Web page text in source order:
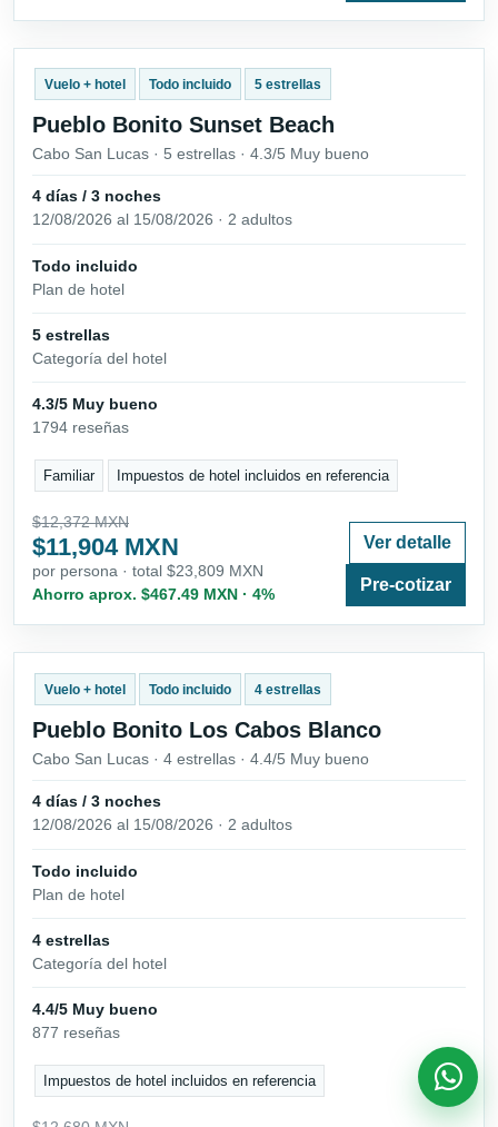
Vuelo + hotel Todo incluido 5 estrellas
Pueblo Bonito Sunset Beach
Cabo San Lucas · 5 estrellas · 4.3/5 Muy bueno
4 días / 3 noches
12/08/2026 al 15/08/2026 · 2 adultos
Todo incluido
Plan de hotel
5 estrellas
Categoría del hotel
4.3/5 Muy bueno
1794 reseñas
Familiar Impuestos de hotel incluidos en referencia
$12,372 MXN
$11,904 MXN
por persona · total $23,809 MXN
Ahorro aprox. $467.49 MXN · 4%
Ver detalle
Pre-cotizar
Vuelo + hotel Todo incluido 4 estrellas
Pueblo Bonito Los Cabos Blanco
Cabo San Lucas · 4 estrellas · 4.4/5 Muy bueno
4 días / 3 noches
12/08/2026 al 15/08/2026 · 2 adultos
Todo incluido
Plan de hotel
4 estrellas
Categoría del hotel
4.4/5 Muy bueno
877 reseñas
Impuestos de hotel incluidos en referencia